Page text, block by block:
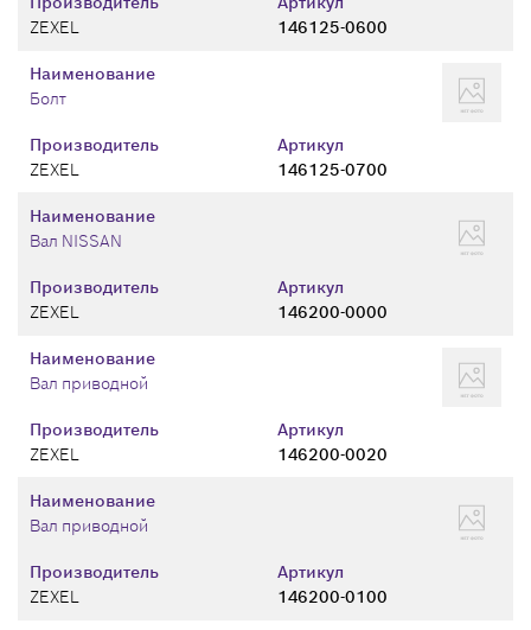
ZEXEL
146125-0600
Производитель
ZEXEL
Артикул
146125-0700
Наименование
Болт
Производитель
ZEXEL
Артикул
146200-0000
Наименование
Вал NISSAN
Производитель
ZEXEL
Артикул
146200-0020
Наименование
Вал приводной
Производитель
ZEXEL
Артикул
146200-0100
Наименование
Вал приводной